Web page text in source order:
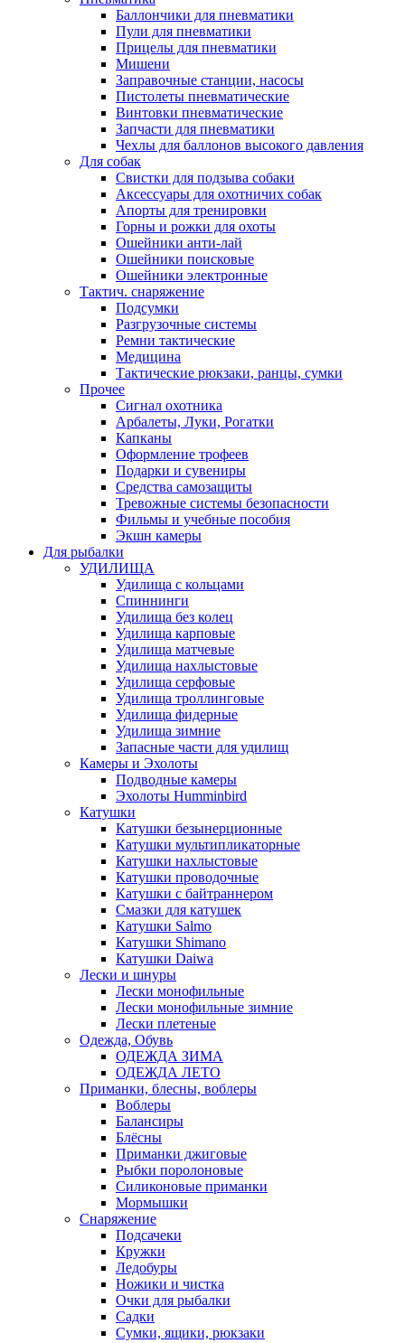
Баллончики для пневматики
Пули для пневматики
Прицелы для пневматики
Мишени
Заправочные станции, насосы
Пистолеты пневматические
Винтовки пневматические
Запчасти для пневматики
Чехлы для баллонов высокого давления
Для собак
Свистки для подзыва собаки
Аксессуары для охотничих собак
Апорты для тренировки
Горны и рожки для охоты
Ошейники анти-лай
Ошейники поисковые
Ошейники электронные
Тактич. снаряжение
Подсумки
Разгрузочные системы
Ремни тактические
Медицина
Тактические рюкзаки, ранцы, сумки
Прочее
Сигнал охотника
Арбалеты, Луки, Рогатки
Капканы
Оформление трофеев
Подарки и сувениры
Средства самозащиты
Тревожные системы безопасности
Фильмы и учебные пособия
Экшн камеры
Для рыбалки
УДИЛИЩА
Удилища с кольцами
Спиннинги
Удилища без колец
Удилища карповые
Удилища матчевые
Удилища нахлыстовые
Удилища серфовые
Удилища троллинговые
Удилища фидерные
Удилища зимние
Запасные части для удилищ
Камеры и Эхолоты
Подводные камеры
Эхолоты Humminbird
Катушки
Катушки безынерционные
Катушки мультипликаторные
Катушки нахлыстовые
Катушки проводочные
Катушки с байтраннером
Смазки для катушек
Катушки Salmo
Катушки Shimano
Катушки Daiwa
Лески и шнуры
Лески монофильные
Лески монофильные зимние
Лески плетеные
Одежда, Обувь
ОДЕЖДА ЗИМА
ОДЕЖДА ЛЕТО
Приманки, блесны, воблеры
Воблеры
Балансиры
Блёсны
Приманки джиговые
Рыбки поролоновые
Силиконовые приманки
Мормышки
Снаряжение
Подсачеки
Кружки
Ледобуры
Ножики и чистка
Очки для рыбалки
Садки
Сумки, ящики, рюкзаки